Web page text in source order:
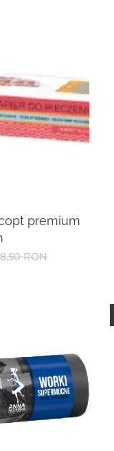
premium
8,50RON